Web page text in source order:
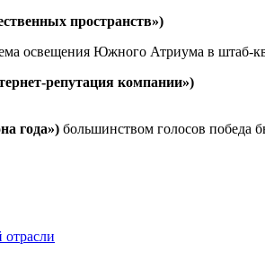
пространств»)
освещения Южного Атриума в штаб-
репутация компании»)
года») большинством голосов победа
отрасли